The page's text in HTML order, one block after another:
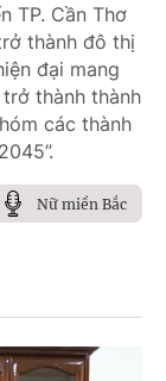
TP. Cần Thơ
thành đô thị
đại mang
thành thành
các thành
Nữ miền Bắc